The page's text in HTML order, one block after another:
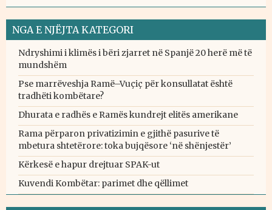
NGA E NJËJTA KATEGORI
Ndryshimi i klimës i bëri zjarret në Spanjë 20 herë më të
mundshëm
Pse marrëveshja Ramë–Vuçiç për konsullatat është
tradhëti kombëtare?
Dhurata e radhës e Ramës kundrejt elitës amerikane
Rama përparon privatizimin e gjithë pasurive të
mbetura shtetërore: toka bujqësore ‘në shënjestër’
Kërkesë e hapur drejtuar SPAK-ut
Kuvendi Kombëtar: parimet dhe qëllimet